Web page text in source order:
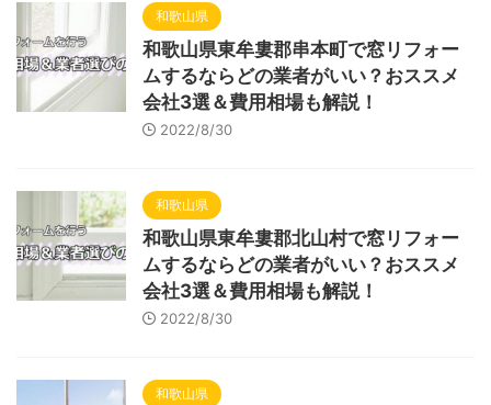
和歌山県
和歌山県東牟婁郡串本町で窓リフォー
ムするならどの業者がいい？おススメ
会社3選＆費用相場も解説！
2022/8/30
和歌山県
和歌山県東牟婁郡北山村で窓リフォー
ムするならどの業者がいい？おススメ
会社3選＆費用相場も解説！
2022/8/30
和歌山県